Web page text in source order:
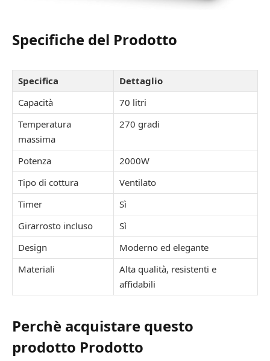
Specifiche del Prodotto
Specifica
Dettaglio
Capacità
70 litri
Temperatura
massima
270 gradi
Potenza
2000W
Tipo di cottura
Ventilato
Timer
Sì
Girarrosto incluso
Sì
Design
Moderno ed elegante
Materiali
Alta qualità, resistenti e
affidabili
Perchè acquistare questo
prodotto Prodotto